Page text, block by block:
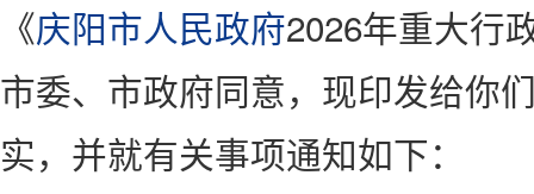
《庆阳市人民政府2026年重大行
市委、市政府同意，现印发给你
实，并就有关事项通知如下：